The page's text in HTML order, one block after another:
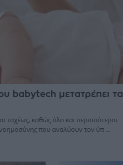
babytech μετατρέπει τα
καθώς όλο και περισσότεροι
που αναλύουν τον ύπ ...